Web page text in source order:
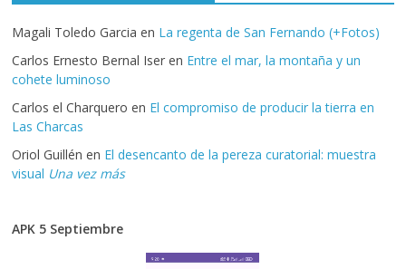
Magali Toledo Garcia en La regenta de San Fernando (+Fotos)
Carlos Ernesto Bernal Iser en Entre el mar, la montaña y un
cohete luminoso
Carlos el Charquero en El compromiso de producir la tierra en
Las Charcas
Oriol Guillén en El desencanto de la pereza curatorial: muestra
visual Una vez más
APK 5 Septiembre